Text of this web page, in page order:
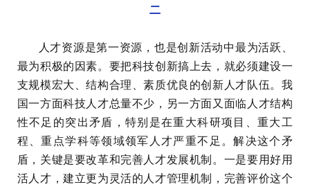
二
人才资源是第一资源，也是创新活动中最为活跃、
最为积极的因素。要把科技创新搞上去，就必须建设一
支规模宏大、结构合理、素质优良的创新人才队伍。我
国一方面科技人才总量不少，另一方面又面临人才结构
性不足的突出矛盾，特别是在重大科研项目、重大工
程、重点学科等领域领军人才严重不足。解决这个矛
盾，关键是要改革和完善人才发展机制。一是要用好用
活人才，建立更为灵活的人才管理机制，完善评价这个